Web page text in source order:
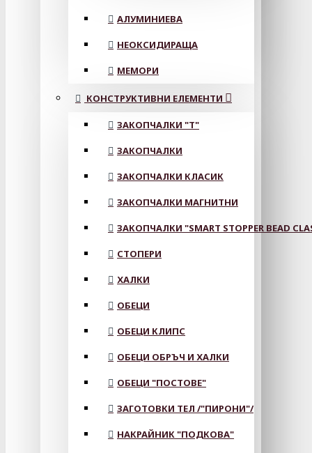
АЛУМИНИЕВА
НЕОКСИДИРАЩА
МЕМОРИ
КОНСТРУКТИВНИ ЕЛЕМЕНТИ
ЗАКОПЧАЛКИ "Т"
ЗАКОПЧАЛКИ
ЗАКОПЧАЛКИ КЛАСИК
ЗАКОПЧАЛКИ МАГНИТНИ
ЗАКОПЧАЛКИ "SMART STOPPER BEAD
СТОПЕРИ
ХАЛКИ
ОБЕЦИ
ОБЕЦИ КЛИПС
ОБЕЦИ ОБРЪЧ И ХАЛКИ
ОБЕЦИ "ПОСТОВЕ"
ЗАГОТОВКИ ТЕЛ /"ПИРОНИ"/
НАКРАЙНИК "ПОДКОВА"